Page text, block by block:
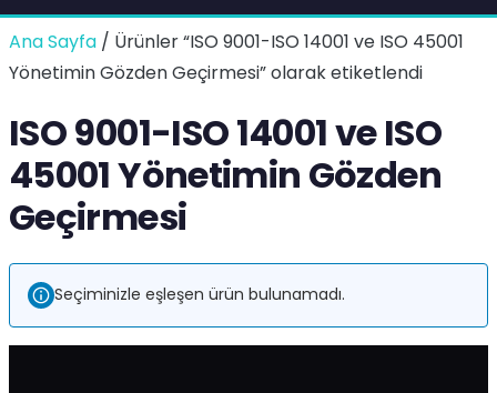
Ana Sayfa / Ürünler “ISO 9001-ISO 14001 ve ISO 45001
Yönetimin Gözden Geçirmesi” olarak etiketlendi
ISO 9001-ISO 14001 ve ISO
45001 Yönetimin Gözden
Geçirmesi
Seçiminizle eşleşen ürün bulunamadı.